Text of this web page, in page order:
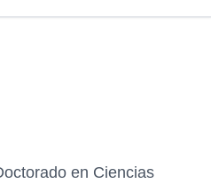
en Ciencias